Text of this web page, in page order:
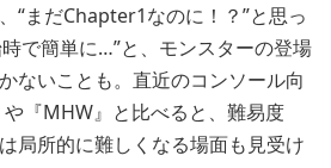
“まだChapter1なのに！？”と思っ
で簡単に…”と、モンスターの登場
ないことも。直近のコンソール向
『MHW』と比べると、難易度
局所的に難しくなる場面も見受け